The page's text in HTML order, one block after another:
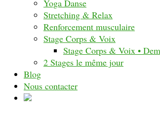
Yoga Danse
Stretching & Relax
Renforcement musculaire
Stage Corps & Voix
Stage Corps & Voix •
2 Stages le même jour
Blog
Nous contacter